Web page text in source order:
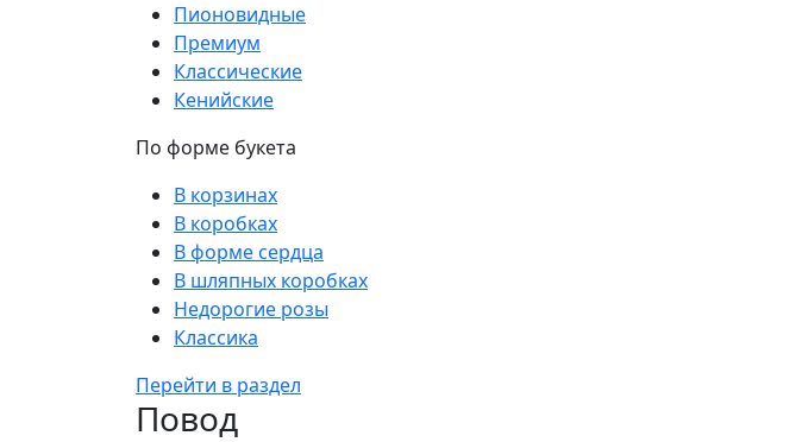
Пионовидные
Премиум
Классические
Кенийские
По форме букета
В корзинах
В коробках
В форме сердца
В шляпных коробках
Недорогие розы
Классика
Перейти в раздел
Повод